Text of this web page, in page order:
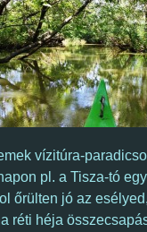
vízitúra-
pl. a Tisza-tó
őrülten jó az
réti héja